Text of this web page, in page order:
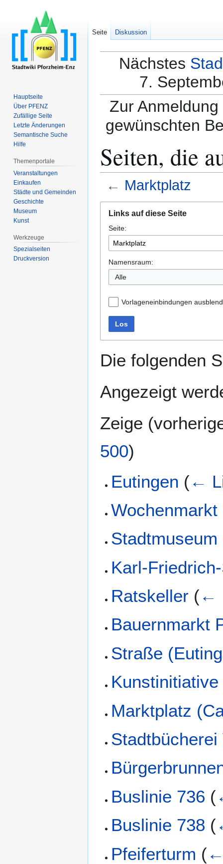
Nächstes
7.
Zur
gewünschten
Seiten, die
← Marktplatz
Navigation
springen
Suche
springen
Links auf diese Seite
Seite:
Namensraum:
Alle
Vorlageneinbindungen
Los
Die folgenden
Angezeigt
Zeige (
500)
Eutingen (←
Wochenmarkt
Karl-
Ratskeller (←
Bauernmarkt
Straße
Marktplatz
Stadtbücherei
Buslinie 736 (
Buslinie 738 (
Pfeiferturm (
Seite Diskussion
Hauptseite
Über PFENZ
Zufällige Seite
Letzte Änderungen
Semantische Suche
Hilfe
Themenportale
Veranstaltungen
Einkaufen
Städte und Gemeinden
Geschichte
Museum
Kunst
Werkzeuge
Spezialseiten
Druckversion